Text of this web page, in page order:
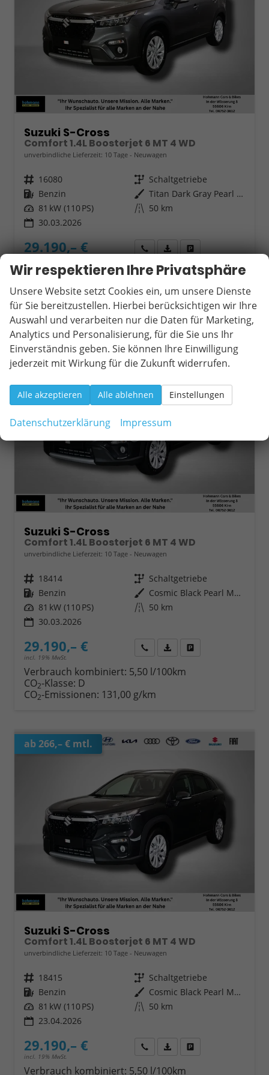
Suzuki S-Cross
Comfort 1.4L Boosterjet 6 MT 4 WD
unverbindliche Lieferzeit: 10 Tage Neuwagen
Fahrzeugnr. 16080 Getriebe Schaltgetriebe
Kraftstoff Benzin Außenfarbe
Titan Dark Gray Pearl Metallic
Leistung 81 kW (110 PS) Kilometerstand 50 km
30.03.2026
29.190,– € Wir rufen Sie anFahrzeugexposé (PDF)
Verbrauch kombiniert:5,50 l/100km
-Klasse:
CO2-Emissionen:131,00 g/km
ab 266,– € mtl.
Suzuki S-Cross
Comfort 1.4L Boosterjet 6 MT 4 WD
unverbindliche Lieferzeit: 10 Tage Neuwagen
Fahrzeugnr. 18414 Getriebe Schaltgetriebe
Kraftstoff Benzin Außenfarbe
Cosmic Black Pearl Metallic
Leistung 81 kW (110 PS) Kilometerstand 50 km
30.03.2026
29.190,– €
incl. 19% MwSt.
Wir rufen Sie anFahrzeugexposé (PDF)
Verbrauch kombiniert: 5,50 l/100km
CO2-Klasse: D
CO2-Emissionen: 131,00 g/km
ab 266,– € mtl.
Suzuki S-Cross
Comfort 1.4L Boosterjet 6 MT 4 WD
unverbindliche Lieferzeit: 10 Tage Neuwagen
Fahrzeugnr. 18415 Getriebe Schaltgetriebe
Kraftstoff Benzin Außenfarbe
Cosmic Black Pearl Metallic
Leistung 81 kW (110 PS) Kilometerstand 50 km
23.04.2026
29.190,– €
incl. 19% MwSt.
Wir rufen Sie anFahrzeugexposé (PDF)
Verbrauch kombiniert: 5,50 l/100km
Wir respektieren Ihre Privatsphäre
Unsere Website setzt Cookies ein, um unsere Dienste
für Sie bereitzustellen. Hierbei berücksichtigen wir Ihre
Auswahl und verarbeiten nur die Daten für Marketing,
Analytics und Personalisierung, für die Sie uns Ihr
Einverständnis geben. Sie können Ihre Einwilligung
jederzeit mit Wirkung für die Zukunft widerrufen.
Alle akzeptieren Alle ablehnen Einstellungen
Datenschutzerklärung Impressum